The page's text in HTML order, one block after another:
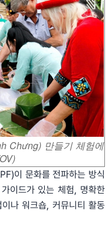
Chưng) 만들기 체험에
이 문화를 전파하는 방식
이드가 있는 체험, 명확한
나 워크숍, 커뮤니티 활동